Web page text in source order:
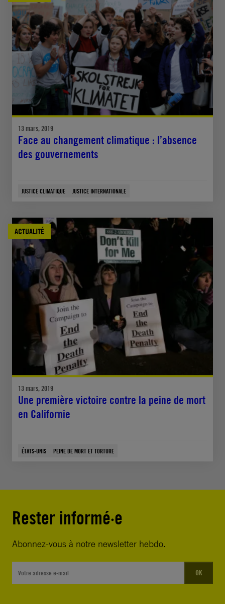
13 mars, 2019
Face au changement climatique : l’absence
des gouvernements
JUSTICE CLIMATIQUE JUSTICE INTERNATIONALE
ACTUALITÉ
13 mars, 2019
Une première victoire contre la peine de mort
en Californie
ÉTATS-UNIS PEINE DE MORT ET TORTURE
Rester informé·e
Abonnez-vous à notre newsletter hebdo.
OK